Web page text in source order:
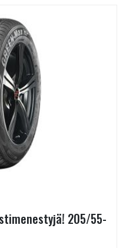
205/55-